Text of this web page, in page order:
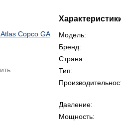
Модель:
Бренд:
Страна:
Тип:
Давление:
Мощность: